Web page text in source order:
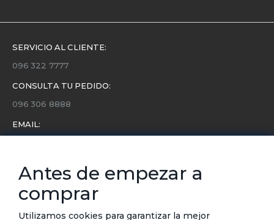
SERVICIO AL CLIENTE:
096 322 7777
CONSULTA TU PEDIDO:
096 306 8888
EMAIL:
Conoce toda la información sobre últimas colecciones,
eventos y ofertas.
Subscríbete a nuestro newsletter
Antes de empezar a
comprar
Utilizamos cookies para garantizar la mejor